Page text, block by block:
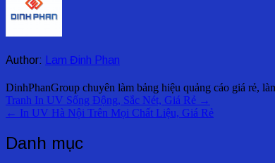
Author: Lam Đinh Phan
DinhPhanGroup chuyên làm bảng hiệu quảng cáo giá rẻ,
Điều
hướng
bài
Tranh In UV Sống Động, Sắc Nét, Giá Rẻ →
← In UV Hà Nội Trên Mọi Chất Liệu, Giá Rẻ
Danh mục